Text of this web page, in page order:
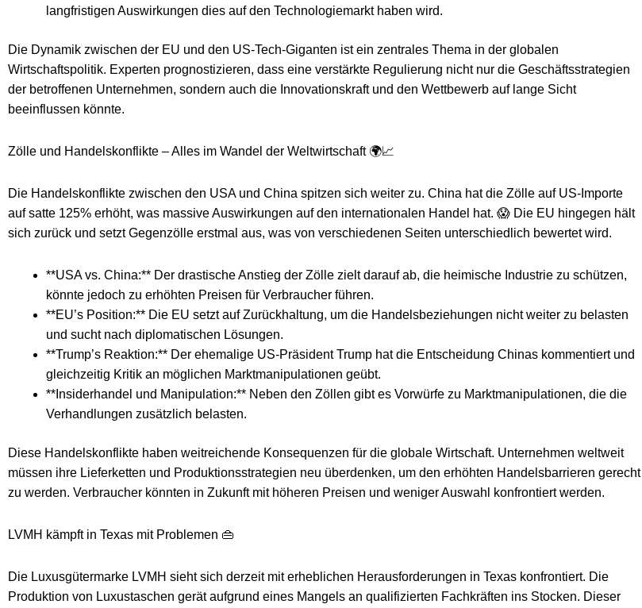
langfristigen Auswirkungen dies auf den Technologiemarkt haben wird.
Die Dynamik zwischen der EU und den US-Tech-Giganten ist ein zentrales Thema in der globalen
Wirtschaftspolitik. Experten prognostizieren, dass eine verstärkte Regulierung nicht nur die Geschäftsstrategien
der betroffenen Unternehmen, sondern auch die Innovationskraft und den Wettbewerb auf lange Sicht
beeinflussen könnte.
Zölle und Handelskonflikte – Alles im Wandel der Weltwirtschaft 🌍📈
Die Handelskonflikte zwischen den USA und China spitzen sich weiter zu. China hat die Zölle auf US-Importe
auf satte 125% erhöht, was massive Auswirkungen auf den internationalen Handel hat. 😱 Die EU hingegen hält
sich zurück und setzt Gegenzölle erstmal aus, was von verschiedenen Seiten unterschiedlich bewertet wird.
**USA vs. China:** Der drastische Anstieg der Zölle zielt darauf ab, die heimische Industrie zu schützen,
könnte jedoch zu erhöhten Preisen für Verbraucher führen.
**EU’s Position:** Die EU setzt auf Zurückhaltung, um die Handelsbeziehungen nicht weiter zu belasten
und sucht nach diplomatischen Lösungen.
**Trump’s Reaktion:** Der ehemalige US-Präsident Trump hat die Entscheidung Chinas kommentiert und
gleichzeitig Kritik an möglichen Marktmanipulationen geübt.
**Insiderhandel und Manipulation:** Neben den Zöllen gibt es Vorwürfe zu Marktmanipulationen, die die
Verhandlungen zusätzlich belasten.
Diese Handelskonflikte haben weitreichende Konsequenzen für die globale Wirtschaft. Unternehmen weltweit
müssen ihre Lieferketten und Produktionsstrategien neu überdenken, um den erhöhten Handelsbarrieren gerecht
zu werden. Verbraucher könnten in Zukunft mit höheren Preisen und weniger Auswahl konfrontiert werden.
LVMH kämpft in Texas mit Problemen 👜
Die Luxusgütermarke LVMH sieht sich derzeit mit erheblichen Herausforderungen in Texas konfrontiert. Die
Produktion von Luxustaschen gerät aufgrund eines Mangels an qualifizierten Fachkräften ins Stocken. Dieser